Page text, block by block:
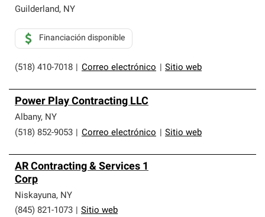
Guilderland, NY
(518) 410-7018 Correo electrónico Sitio web
Financiación disponible
Power Play Contracting LLC
Albany, NY
(518) 852-9053
Correo electrónico Sitio web
AR Contracting & Services 1
Corp
Niskayuna, NY
(845) 821-1073
Sitio web